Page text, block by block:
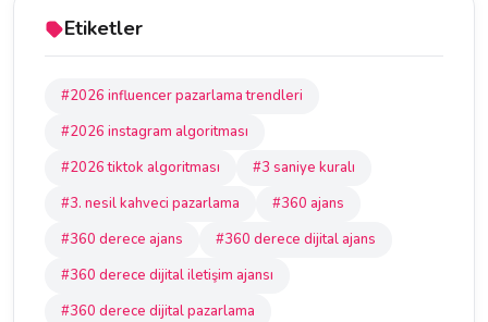
Etiketler
#2026 influencer pazarlama trendleri
#2026 instagram algoritması
#2026 tiktok algoritması
#3 saniye kuralı
#3. nesil kahveci pazarlama
#360 ajans
#360 derece ajans
#360 derece dijital ajans
#360 derece dijital iletişim ajansı
#360 derece dijital pazarlama